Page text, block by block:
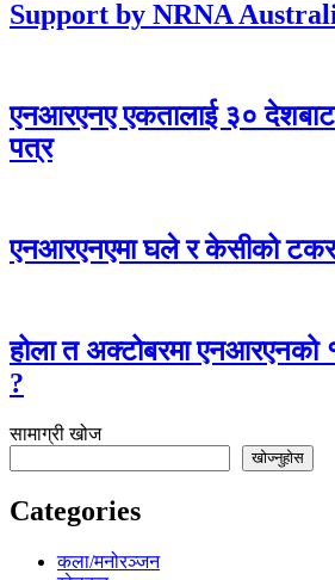
Support by NRNA
एनआरएनए एकतालाई ३० देशबाट
पत्र
एनआरएनएमा घले र केसीको
होला त अक्टोबरमा
?
सामाग्री खोज
खोज्नुहोस
Categories
कला/मनोरञ्जन